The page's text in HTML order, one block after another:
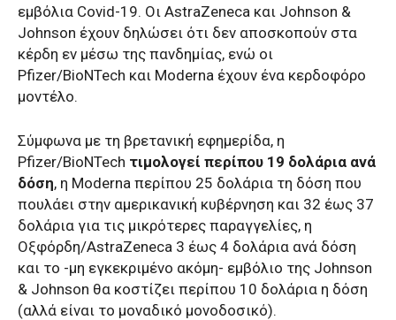
εμβόλια Covid-19. Οι AstraZeneca και Johnson &
Johnson έχουν δηλώσει ότι δεν αποσκοπούν στα
κέρδη εν μέσω της πανδημίας, ενώ οι
Pfizer/BioNTech και Moderna έχουν ένα κερδοφόρο
μοντέλο.
Σύμφωνα με τη βρετανική εφημερίδα, η
Pfizer/BioNTech τιμολογεί περίπου 19 δολάρια ανά
δόση, η Moderna περίπου 25 δολάρια τη δόση που
πουλάει στην αμερικανική κυβέρνηση και 32 έως 37
δολάρια για τις μικρότερες παραγγελίες, η
Οξφόρδη/AstraZeneca 3 έως 4 δολάρια ανά δόση
και το -μη εγκεκριμένο ακόμη- εμβόλιο της Johnson
& Johnson θα κοστίζει περίπου 10 δολάρια η δόση
(αλλά είναι το μοναδικό μονοδοσικό).